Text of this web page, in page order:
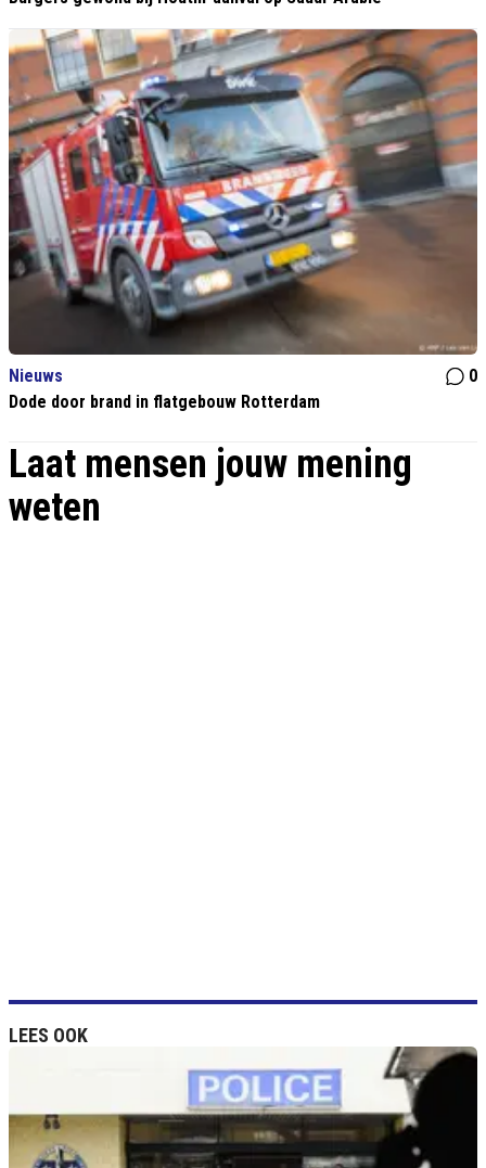
Nieuws
0
Dode door brand in flatgebouw Rotterdam
Laat mensen jouw mening
weten
LEES OOK